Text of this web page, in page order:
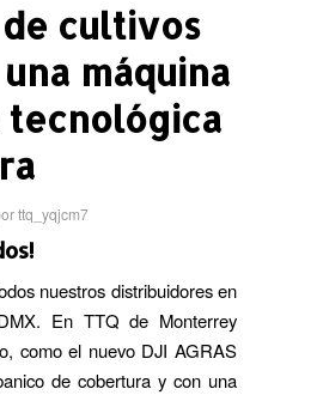
cultivos
máquina
ttq_yqjcm7
nuestros distribuidores en
En TTQ de Monterrey
como el nuevo DJI AGRAS
de cobertura y con una